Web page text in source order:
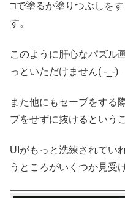
□で塗るか塗りつぶしを
す。
このように肝心なパズル
っといただけません( -_-)
また他にもセーブをする
ブをせずに抜けるという
UIがもっと洗練されて
うところがいくつか見受